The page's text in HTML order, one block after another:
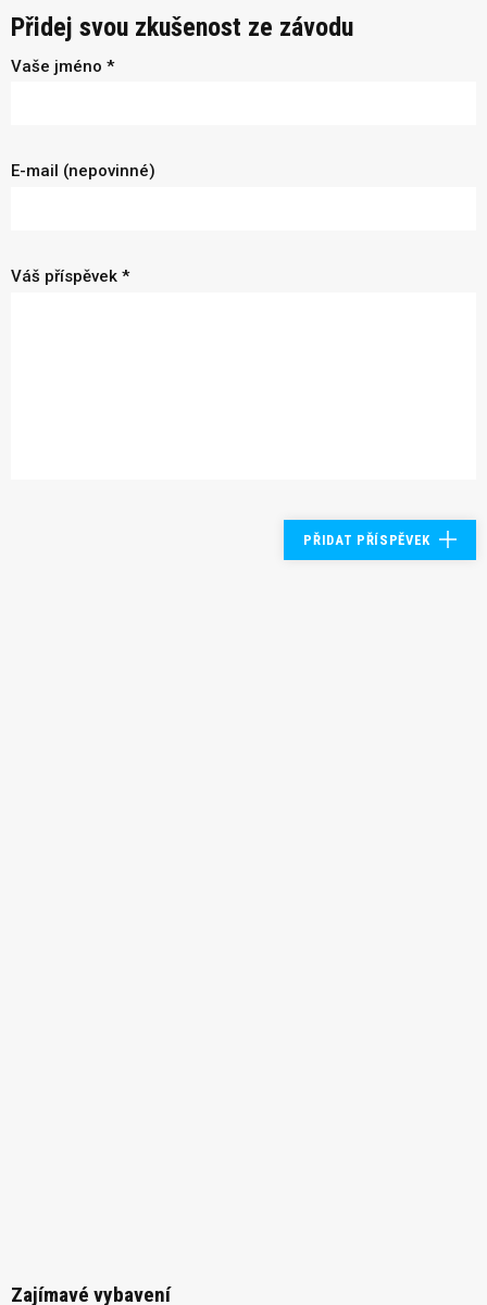
Přidej svou zkušenost ze závodu
Vaše jméno *
E-mail (nepovinné)
Váš příspěvek *
PŘIDAT PŘÍSPĚVEK
Zajímavé vybavení